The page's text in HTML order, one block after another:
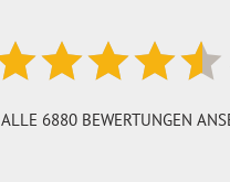
ALLE 6880 BEWERTUNGEN